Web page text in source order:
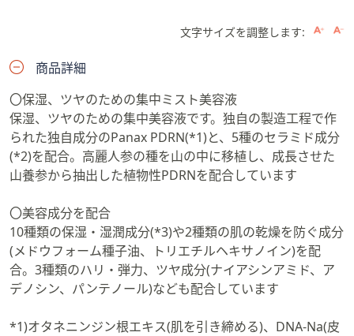
文字サイズを調整します:
商品詳細
〇保湿、ツヤのための集中ミスト美容液
保湿、ツヤのための集中美容液です。独自の製造工程で作
られた独自成分のPanax PDRN(*1)と、5種のセラミド成分
(*2)を配合。高麗人参の種を山の中に移植し、成長させた
山養参から抽出した植物性PDRNを配合しています
〇美容成分を配合
10種類の保湿・湿潤成分(*3)や2種類の肌の乾燥を防ぐ成分
(メドウフォーム種子油、トリエチルヘキサノイン)を配
合。3種類のハリ・弾力、ツヤ成分(ナイアシンアミド、ア
デノシン、パンテノール)なども配合しています
*1)オタネニンジン根エキス(肌を引き締める)、DNA-Na(皮